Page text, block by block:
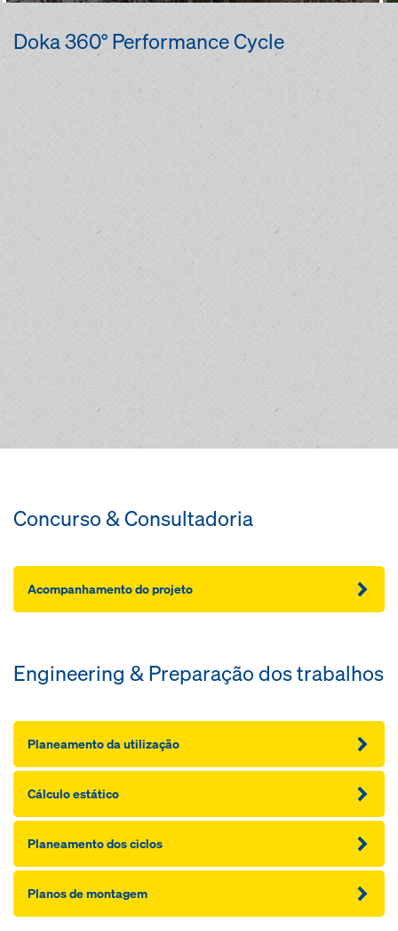
Doka 360° Performance Cycle
Concurso & Consultadoria
Acompanhamento do projeto
Engineering & Preparação dos trabalhos
Planeamento da utilização
Cálculo estático
Planeamento dos ciclos
Planos de montagem